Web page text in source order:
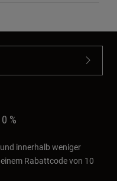
%
innerhalb weniger
Rabattcode von 10